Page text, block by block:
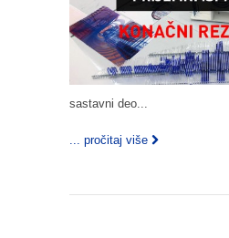
sastavni deo...
... pročitaj više